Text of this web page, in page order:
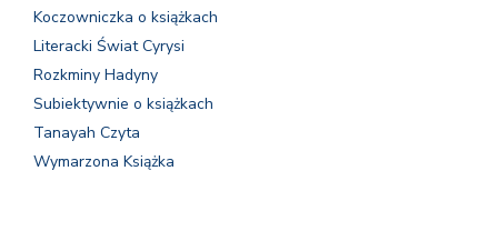
Koczowniczka o książkach
Literacki Świat Cyrysi
Rozkminy Hadyny
Subiektywnie o książkach
Tanayah Czyta
Wymarzona Książka